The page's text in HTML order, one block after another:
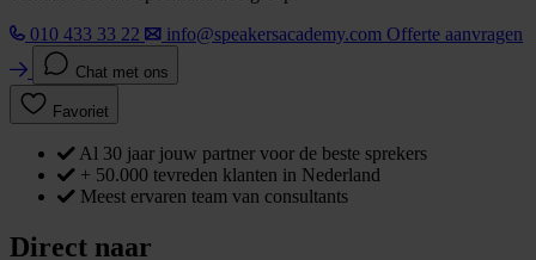
010 433 33 22
info@speakersacademy.com Offerte aanvragen
Chat met ons
Favoriet
Al 30 jaar jouw partner voor de beste sprekers
+ 50.000 tevreden klanten in Nederland
Meest ervaren team van consultants
Direct naar